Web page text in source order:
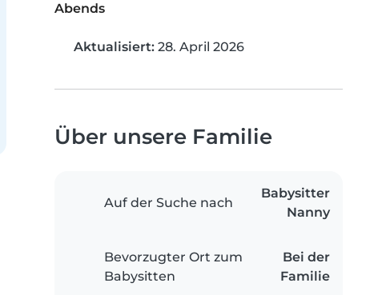
Abends
Aktualisiert: 28. April 2026
Über unsere Familie
Auf der Suche nach
Babysitter
Nanny
Bevorzugter Ort zum
Babysitten
Bei der
Familie